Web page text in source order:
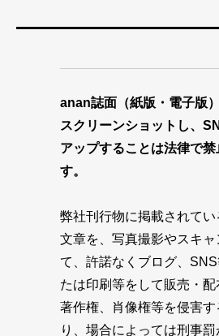
anan誌面（紙版・電子版
スクリーンショットし、
アップすることは法律で禁
す。
弊社刊行物に掲載されて
文章を、写真撮影やスキャ
て、許諾なくブログ、SNS
たは印刷等をして販売・
著作権、肖像権等を侵害す
り、場合によっては刑事